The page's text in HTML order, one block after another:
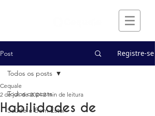
Post Registre-se
Todos os posts
Saúde e Bem Estar
Todos os posts
Habilidades de
Cequale
2 de jul. de 2024 2 min de leitura